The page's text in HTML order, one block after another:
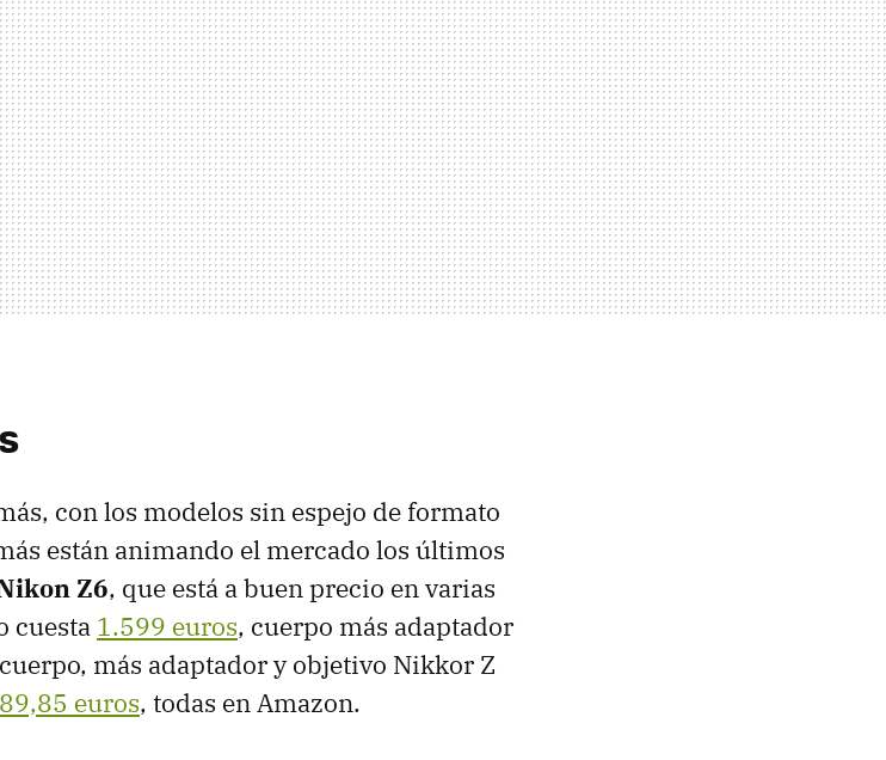
con los modelos sin espejo de formato
están animando el mercado los últimos
Z6, que está a buen precio en varias
cuesta 1.599 euros, cuerpo más adaptador
más adaptador y objetivo Nikkor Z
euros, todas en Amazon.